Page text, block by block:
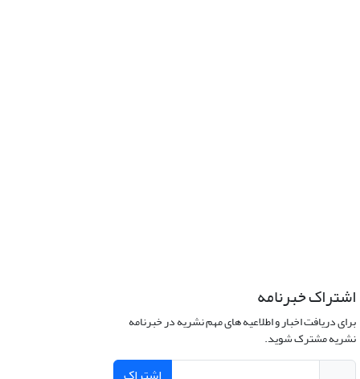
اشتراک خبرنامه
برای دریافت اخبار و اطلاعیه های مهم نشریه در خبرنامه
نشریه مشترک شوید.